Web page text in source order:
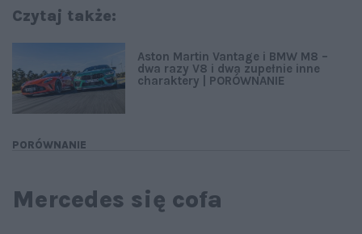
Czytaj także:
PORÓWNANIE
Aston Martin Vantage i BMW M8 –
dwa razy V8 i dwa zupełnie inne
charaktery | PORÓWNANIE
Mercedes się cofa